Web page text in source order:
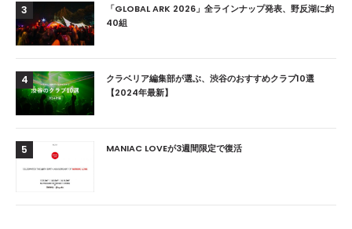
3
「GLOBAL ARK 2026」全ラインナップ発表、野反湖に約
40組
4
クラベリア編集部が選ぶ、渋谷のおすすめクラブ10選
【2024年最新】
5 MANIAC LOVEが3週間限定で復活